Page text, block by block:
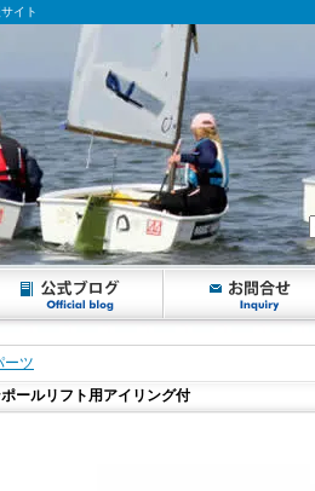
イト
ーツ
ールリフト用アイリング付